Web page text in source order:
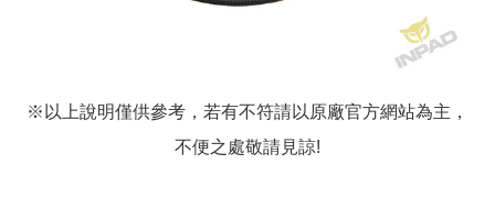
※以上說明僅供參考，若有不符請以原廠官方網站為主，
不便之處敬請見諒!